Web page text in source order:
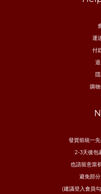
運
付
購
發貨前統一
2-3天後包
也請留意當
避免部
(建議登入會員